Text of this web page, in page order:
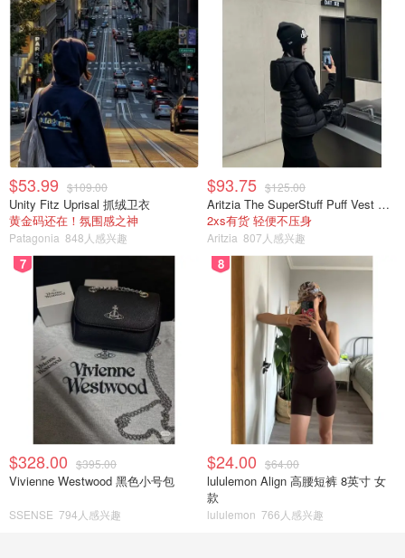
$53.99 $109.00
Unity Fitz Uprisal 抓绒卫衣
黄金码还在！氛围感之神
Patagonia 848人感兴趣
$93.75 $125.00
Aritzia The SuperStuff Puff Vest 轻盈亮面马甲
2xs有货 轻便不压身
Aritzia 807人感兴趣
7
$328.00 $395.00
Vivienne Westwood 黑色小号包
SSENSE 794人感兴趣
8
$24.00 $64.00
lululemon Align 高腰短裤 8英寸 女
款
lululemon 766人感兴趣